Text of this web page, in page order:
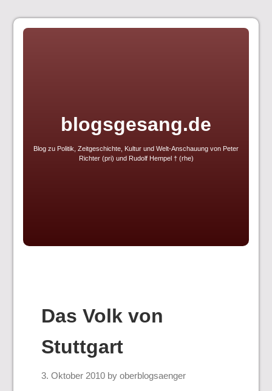
Skip
blogsgesang.de
Blog zu Politik, Zeitgeschichte, Kultur und Welt-Anschauung von Peter
Richter (pri) und Rudolf Hempel † (rhe)
Das Volk von
Stuttgart
3. Oktober 2010 byoberblogsaenger